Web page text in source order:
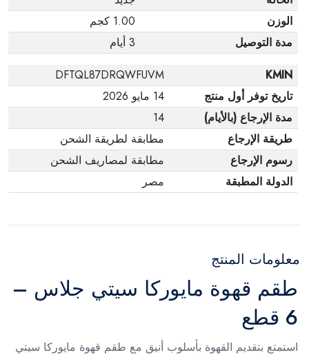
الوزن
1.00 كجم
مدة التوصيل
3 أيام
KMIN
DFTQL87DRQWFUVM
تاريخ توفر أول منتج
14 مايو 2026
مدة الإرجاع (بالأيام)
14
طريقة الإرجاع
مطابقة لطريقة الشحن
رسوم الإرجاع
مطابقة لمصاريف الشحن
الدولة المطبقة
مصر
معلومات المنتج
طقم قهوة مايوركا سيتي جلاس –
6 قطع
استمتع بتقديم القهوة بأسلوب أنيق مع طقم قهوة مايوركا سيتي